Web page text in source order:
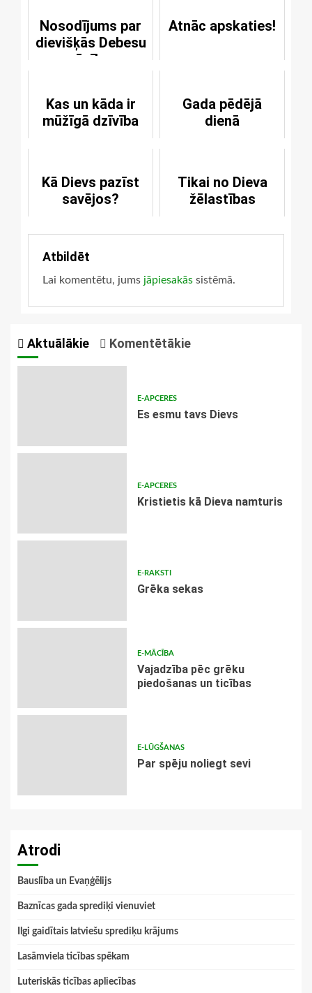
Nosodījums par
dievišķās Debesu
mācības
Atnāc apskaties!
Kas un kāda ir
mūžīgā dzīvība
Gada pēdējā
dienā
Kā Dievs pazīst
savējos?
Tikai no Dieva
žēlastības
Atbildēt
Lai komentētu, jums jāpiesakās sistēmā.
Aktuālākie Komentētākie
E-APCERES
Es esmu tavs Dievs
E-APCERES
Kristietis kā Dieva namturis
E-RAKSTI
Grēka sekas
E-MĀCĪBA
Vajadzība pēc grēku
piedošanas un ticības
E-LŪGŠANAS
Par spēju noliegt sevi
Atrodi
Bauslība un Evaņģēlijs
Baznīcas gada sprediķi vienuviet
Ilgi gaidītais latviešu sprediķu krājums
Lasāmviela ticības spēkam
Luteriskās ticības apliecības